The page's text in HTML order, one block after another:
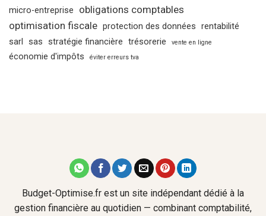
micro-entreprise
obligations comptables
optimisation fiscale protection des données rentabilité
sarl
sas stratégie financière trésorerie vente en ligne
économie d'impôts éviter erreurs tva
Budget-Optimise.fr est un site indépendant dédié à la
gestion financière au quotidien — combinant comptabilité,